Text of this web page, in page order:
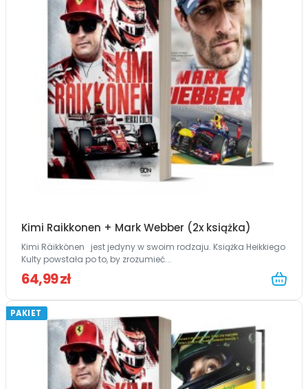
Kimi Raikkonen + Mark Webber (2x książka)
Kimi Räikkönen jest jedyny w swoim rodzaju. Książka Heikkiego
Kulty powstała po to, by zrozumieć...
64,99 zł
PAKIET